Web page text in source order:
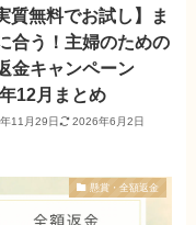
質無料でお試し】ま
合う！主婦のための
金キャンペーン
12月まとめ
11月29日 2026年6月2日
懸賞・全額返金